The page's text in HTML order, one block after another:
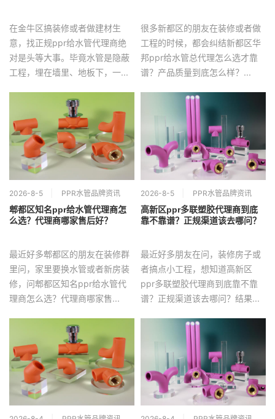
在金牛区搞装修或者做建材生
意，找正规ppr给水管代理商绝
对是头等大事。毕竟水管是隐蔽
工程，埋在墙里、地板下，一...
很多新都区的朋友在装修或者做
工程的时候，都会纠结新都区华
邦ppr给水管总代理怎么选才靠
谱？产品质量到底怎么样？...
2026-8-5 PPR水管品牌资讯
郫都区知名ppr给水管代理商怎
么选？代理商哪家售后好？
最近好多郫都区的朋友在装修群
里问，家里要换水管或者新房装
修，问郫都区知名ppr给水管代
理商怎么选？代理商哪家售...
2026-8-5 PPR水管品牌资讯
高新区ppr多联塑胶代理商到底
靠不靠谱？正规渠道该去哪问？
最近好多朋友在问，装修房子或
者搞点小工程，想知道高新区
ppr多联塑胶代理商到底靠不靠
谱？正规渠道该去哪问？结果...